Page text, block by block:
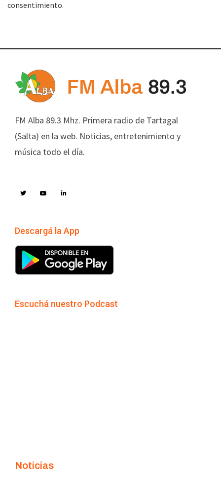
consentimiento.
FM Alba 89.3 Mhz. Primera radio de Tartagal
(Salta) en la web. Noticias, entretenimiento y
música todo el día.
Descargá la App
Escuchá nuestro Podcast
Noticias